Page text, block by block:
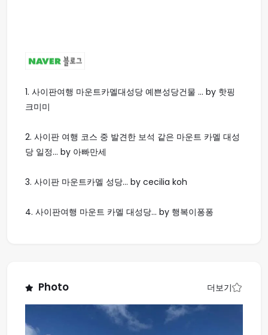
1. 사이판여행 마운트카멜대성당 예쁜성당건물 ... by 핫핑
크미미
2. 사이판 여행 코스 중 발견한 보석 같은 마운트 카멜 대성
당 일정... by 아빠만세
3. 사이판 마운트카멜 성당... by cecilia koh
4. 사이판여행 마운트 카멜 대성당... by 행복이퐁퐁
Photo 더보기